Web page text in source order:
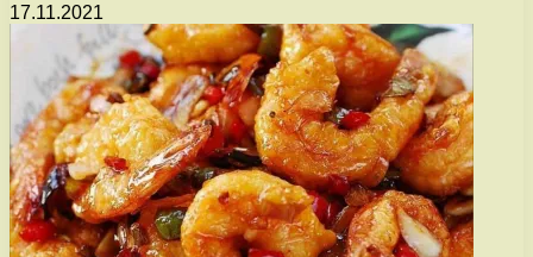
17.11.2021